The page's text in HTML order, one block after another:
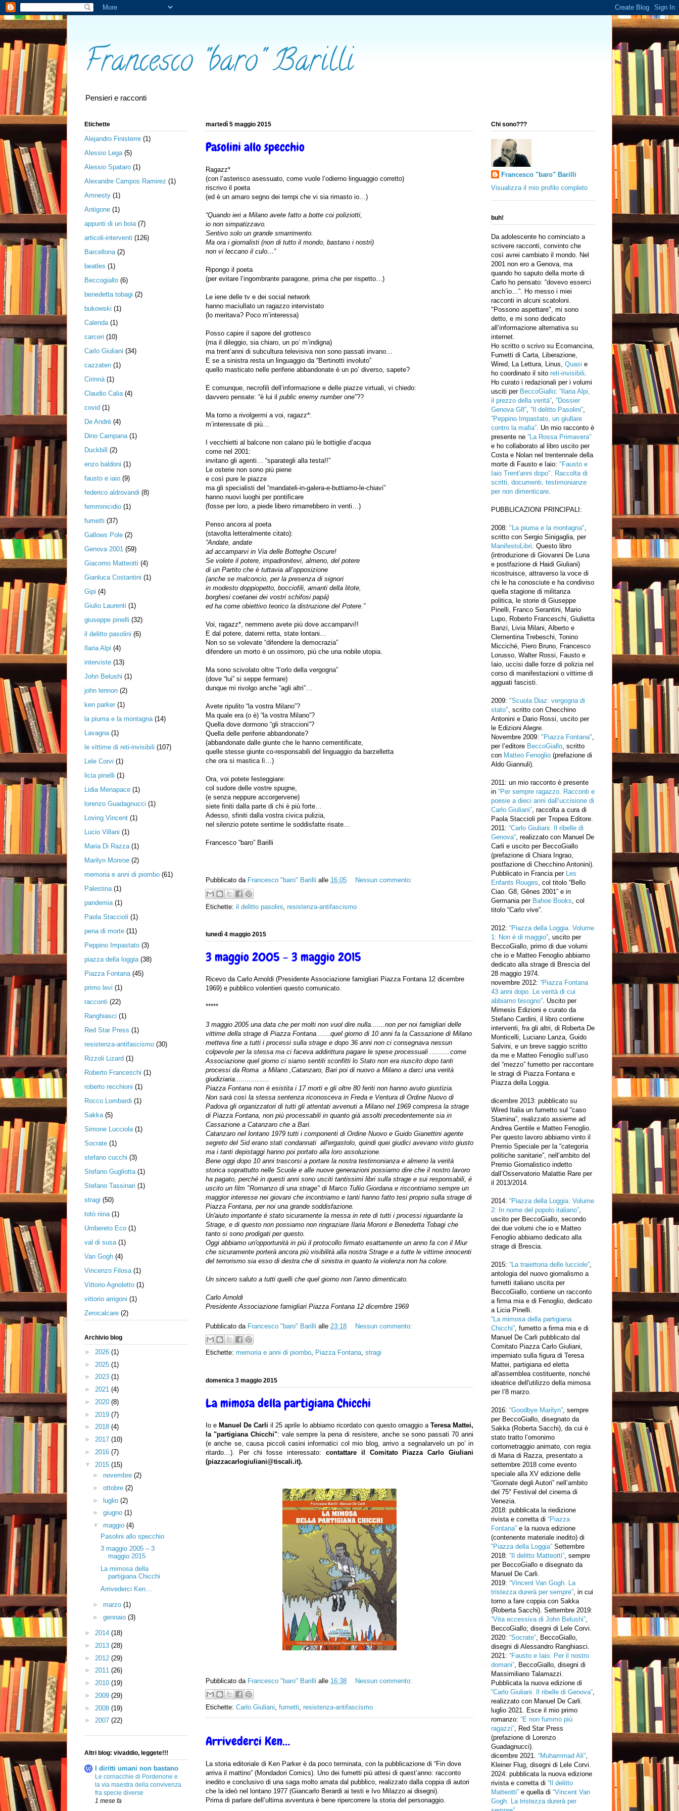
Francesco "baro" Barilli
Pensieri e racconti
martedì 5 maggio 2015
Pasolini allo specchio
Ragazz*
(con l’asterisco asessuato, come vuole l’odierno linguaggio corretto)
riscrivo il poeta
(ed è un amaro segno dei tempi che vi sia rimasto io…)
“Quando ieri a Milano avete fatto a botte coi poliziotti,
io non simpatizzavo.
Sentivo solo un grande smarrimento.
Ma ora i giornalisti (non di tutto il mondo, bastano i nostri)
non vi leccano il culo…”
Ripongo il poeta
(per evitare l’ingombrante paragone, prima che per rispetto…)
Le iene delle tv e dei social network
hanno maciullato un ragazzo intervistato
(lo meritava? Poco m’interessa)
Posso capire il sapore del grottesco
(ma il dileggio, sia chiaro, un po’ m’indigna)
ma trent’anni di subcultura televisiva non sono passati invano…
E se a sinistra resta un linguaggio da “Bertinotti involuto”
quello masticato nelle periferie abbandonate è un po’ diverso, sapete?
E comunque, necrofili dell’informazione e delle piazze virtuali, vi chiedo:
davvero pensate: “è lui il public enemy number one”??
Ma torno a rivolgermi a voi, ragazz*:
m’interessate di più…
I vecchietti al balcone non calano più le bottiglie d’acqua
come nel 2001:
invitano gli agenti… “sparategli alla testa!!”
Le osterie non sono più piene
e così pure le piazze
ma gli specialisti del “mandateli-in-galera-e-buttiamo-le-chiavi”
hanno nuovi luoghi per pontificare
(fosse per loro, a piede libero rimarrebbero in venti…)
Penso ancora al poeta
(stavolta letteralmente citato):
“Andate, andate
ad accamparvi in Via delle Botteghe Oscure!
Se volete il potere, impadronitevi, almeno, del potere
di un Partito che è tuttavia all’opposizione
(anche se malconcio, per la presenza di signori
in modesto doppiopetto, bocciofili, amanti della litote,
borghesi coetanei dei vostri schifosi papà)
ed ha come obiettivo teorico la distruzione del Potere.”
Voi, ragazz*, nemmeno avete più dove accamparvi!!
E dal potere, datemi retta, state lontani…
Non so se volevate “difendere la democrazia”
difendere un morto è un ossimoro, più che una nobile utopia.
Ma sono scivolato oltre “l’orlo della vergogna”
(dove “lui” si seppe fermare)
dunque mi rivolgo anche “agli altri”…
Avete ripulito “la vostra Milano”?
Ma quale era (o è) “la vostra Milano”?
Quella dove dormono “gli straccioni”?
Quella delle periferie abbandonate?
(abbandonate dalle giunte che le hanno cementificate,
quelle stesse giunte co-responsabili del linguaggio da barzelletta
che ora si mastica lì…)
Ora, voi potete festeggiare:
col sudore delle vostre spugne,
(e senza neppure accorgervene)
siete finiti dalla parte di chi è più forte…
Adesso, sfiniti dalla vostra civica pulizia,
nel silenzio potete sentirne le soddisfatte risate…
Francesco “baro” Barilli
Pubblicato da Francesco "baro" Barilli alle 16:05 Nessun commento:
Etichette: il delitto pasolini resistenza-antifascismo
lunedì 4 maggio 2015
3 maggio 2005 – 3 maggio 2015
Ricevo da Carlo Arnoldi (Presidente Associazione famigliari Piazza Fontana 12 dicembre
1969) e pubblico volentieri questo comunicato.
*****
3 maggio 2005 una data che per molti non vuol dire nulla.......non per noi famigliari delle
vittime della strage di Piazza Fontana.......quel giorno di 10 anni fa la Cassazione di Milano
metteva fine a tutti i processi sulla strage e dopo 36 anni non ci consegnava nessun
colpevole per la stessa ma ci faceva addirittura pagare le spese processuali ..........come
Associazione quel giorno ci siamo sentiti sconfitti lo Stato non era riuscito dopo tanti
processi da Roma a Milano ,Catanzaro, Bari poi di nuovo a Milano a darci una verità
giudiziaria.................
Piazza Fontana non è esistita i 17 morti e gli oltre 80 feriti non hanno avuto giustizia.
Non sarà così la stessa sentenza riconosceva in Freda e Ventura di Ordine Nuovo di
Padova gli organizzatori di tutti gli attentati avvenuti a Milano nel 1969 compresa la strage
di Piazza Fontana, non più processabili in quanto già assolti precedentemente sia in
Cassazione a Catanzaro che a Bari.
Catanzaro nel lontano 1979 tutti i componenti di Ordine Nuovo e Guido Gianettini agente
segreto del Sid erano stati condannati all'ergastolo, quindi quei giudici avevano visto giusto
ma i tanti depistaggi hanno poi portato alla loro assoluzione.
Bene oggi dopo 10 anni trascorsi a portare la nostra testimonianza e almeno la verità
storica soprattutto nelle Scuole e alle nuove generazioni possiamo dire che il nostro lavoro
ha pagato, perché in questi anni sono usciti tantissimi libri sulla strage e sui responsabili, é
uscito un film "Romanzo di una strage" di Marco Tullio Giordana e riscontriamo sempre un
maggior interesse nei giovani che incontriamo e tanti hanno fatto tesi proprio sulla strage di
Piazza Fontana, per noi una grande soddisfazione.
Un'aiuto importante é stato sicuramente la messa in rete di tutti i processi riguardante la
Strage, e di questo non possiamo non ringraziare Ilaria Moroni e Benedetta Tobagi che
tanto si sono prodigati per questo.
Oggi abbiamo un'opportunità in più il protocollo firmato esattamente un anno fa con il Miur
che sicuramente porterà ancora più visibilità alla nostra Strage e a tutte le vittime innocenti
del terrorismo sia esso di destra che di sinistra in quanto la violenza non ha colore.
Un sincero saluto a tutti quelli che quel giorno non l'anno dimenticato.
Carlo Arnoldi
Presidente Associazione famigliari Piazza Fontana 12 dicembre 1969
Pubblicato da Francesco "baro" Barilli alle 23:18 Nessun commento:
Etichette: memoria e anni di piombo, Piazza Fontana, stragi
domenica 3 maggio 2015
La mimosa della partigiana Chicchi
Io e Manuel De Carli il 25 aprile lo abbiamo ricordato con questo omaggio a Teresa Mattei,
la "partigiana Chicchi": vale sempre la pena di resistere, anche se sono passati 70 anni
(e anche se, causa piccoli casini informatici col mio blog, arrivo a segnalarvelo un po’ in
ritardo…). Per chi fosse interessato: contattare il Comitato Piazza Carlo Giuliani
(piazzacarlogiuliani@tiscali.it).
Pubblicato da Francesco "baro" Barilli alle 16:38 Nessun commento:
Etichette: Carlo Giuliani, fumetti, resistenza-antifascismo
Arrivederci Ken…
La storia editoriale di Ken Parker è da poco terminata, con la pubblicazione di “Fin dove
arriva il mattino” (Mondadori Comics). Uno dei fumetti più attesi di quest’anno: racconto
inedito e conclusivo di una saga molto amata dal pubblico, realizzato dalla coppia di autori
che la ideò nel lontano 1977 (Giancarlo Berardi ai testi e Ivo Milazzo ai disegni).
Prima di parlare dell’ultima avventura è bene ripercorrere la storia del personaggio.
Etichette
Alejandro Finisterre (1)
Alessio Lega (5)
Alessio Spataro (1)
Alexandre Campos Ramirez (1)
Amnesty (1)
Antigone (1)
appunti di un boia (7)
articoli-interventi (126)
Barcellona (2)
beatles (1)
Beccogiallo (6)
benedetta tobagi (2)
bukowski (1)
Calenda (1)
carceri (10)
Carlo Giuliani (34)
cazzaten (1)
Cirinnà (1)
Claudio Calia (4)
covid (1)
De Andrè (4)
Dino Campana (1)
Duckbill (2)
enzo baldoni (1)
fausto e iaio (9)
federico aldrovandi (8)
femminicidio (1)
fumetti (37)
Gallows Pole (2)
Genova 2001 (59)
Giacomo Matteotti (4)
Gianluca Costantini (1)
Gipi (4)
Giulio Laurenti (1)
giuseppe pinelli (32)
il delitto pasolini (6)
Ilaria Alpi (4)
interviste (13)
John Belushi (1)
john lennon (2)
ken parker (1)
la piuma e la montagna (14)
Lavagna (1)
le vittime di reti-invisibili (107)
Lele Corvi (1)
licia pinelli (1)
Lidia Menapace (1)
lorenzo Guadagnucci (1)
Loving Vincent (1)
Lucio Villani (1)
Maria Di Razza (1)
Marilyn Monroe (2)
memoria e anni di piombo (61)
Palestina (1)
pandemia (1)
Paola Staccioli (1)
pena di morte (11)
Peppino Impastato (3)
piazza della loggia (38)
Piazza Fontana (45)
primo levi (1)
racconti (22)
Ranghiasci (1)
Red Star Press (1)
resistenza-antifascismo (30)
Rizzoli Lizard (1)
Roberto Franceschi (1)
roberto recchioni (1)
Rocco Lombardi (1)
Sakka (5)
Simone Lucciola (1)
Socrate (1)
stefano cucchi (3)
Stefano Gugliotta (1)
Stefano Tassinari (1)
stragi (50)
totò riina (1)
Umbereto Eco (1)
val di susa (1)
Van Gogh (4)
Vincenzo Filosa (1)
Vittorio Agnoletto (1)
vittorio arrigoni (1)
Zerocalcare (2)
Archivio blog
► 2026 (1)
► 2025 (1)
► 2023 (1)
► 2021 (4)
► 2020 (8)
► 2019 (7)
► 2018 (4)
► 2017 (10)
► 2016 (7)
▼ 2015 (15)
► novembre (2)
► ottobre (2)
► luglio (2)
► giugno (1)
▼ maggio (4)
Pasolini allo specchio
3 maggio 2005 – 3
maggio 2015
La mimosa della
partigiana Chicchi
Arrivederci Ken…
► marzo (1)
► gennaio (3)
► 2014 (18)
► 2013 (28)
► 2012 (29)
► 2011 (26)
► 2010 (19)
► 2009 (29)
► 2008 (19)
► 2007 (22)
Altri blog: vivaddio, leggete!!!
I diritti umani non bastano
Le cornacchie di Pordenone e
la via maestra della convivenza
fra specie diverse
1 mese fa
Chi sono???
Francesco "baro" Barilli
Visualizza il mio profilo completo
buh!
Da adolescente ho cominciato a
scrivere racconti, convinto che
così avrei cambiato il mondo. Nel
2001 non ero a Genova, ma
quando ho saputo della morte di
Carlo ho pensato: “dovevo esserci
anch’io…”. Ho messo i miei
racconti in alcuni scatoloni.
"Possono aspettare", mi sono
detto, e mi sono dedicato
all’informazione alternativa su
internet.
Ho scritto o scrivo su Ecomancina,
Fumetti di Carta, Liberazione,
Wired, La Lettura, Linus, Quasi e
ho coordinato il sito reti-invisibili.
Ho curato i redazionali per i volumi
usciti per BeccoGiallo: ”Ilaria Alpi,
il prezzo della verità”, ”Dossier
Genova G8”, ”Il delitto Pasolini”,
”Peppino Impastato, un giullare
contro la mafia”. Un mio racconto è
presente ne ”La Rossa Primavera”
e ho collaborato al libro uscito per
Costa e Nolan nel trentennale della
morte di Fausto e Iaio: "Fausto e
Iaio Trent'anni dopo". Raccolta di
scritti, documenti, testimonianze
per non dimenticare.
PUBBLICAZIONI PRINCIPALI:
2008: "La piuma e la montagna",
scritto con Sergio Sinigaglia, per
ManifestoLibri. Questo libro
(introduzione di Giovanni De Luna
e postfazione di Haidi Giuliani)
ricostruisce, attraverso la voce di
chi le ha conosciute e ha condiviso
quella stagione di militanza
politica, le storie di Giuseppe
Pinelli, Franco Serantini, Mario
Lupo, Roberto Franceschi, Giulietta
Banzi, Livia Milani, Alberto e
Clementina Trebeschi, Tonino
Micciché, Piero Bruno, Francesco
Lorusso, Walter Rossi, Fausto e
Iaio, uccisi dalle forze di polizia nel
corso di manifestazioni o vittime di
agguati fascisti.
2009: "Scuola Diaz: vergogna di
stato", scritto con Checchino
Antonini e Dario Rossi, uscito per
le Edizioni Alegre.
Novembre 2009: "Piazza Fontana",
per l’editore BeccoGiallo, scritto
con Matteo Fenoglio (prefazione di
Aldo Giannuli).
2011: un mio racconto è presente
in “Per sempre ragazzo. Racconti e
poesie a dieci anni dall’uccisione di
Carlo Giuliani”, raccolta a cura di
Paola Staccioli per Tropea Editore.
2011: “Carlo Giuliani. Il ribelle di
Genova”, realizzato con Manuel De
Carli e uscito per BeccoGiallo
(prefazione di Chiara Ingrao,
postfazione di Checchino Antonini).
Pubblicato in Francia per Les
Enfants Rouges, col titolo “Bello
Ciao. G8, Gênes 2001” e in
Germania per Bahoe Books, col
titolo “Carlo vive”.
2012: “Piazza della Loggia. Volume
1: Non è di maggio”, uscito per
BeccoGiallo, primo di due volumi
che io e Matteo Fenoglio abbiamo
dedicato alla strage di Brescia del
28 maggio 1974.
novembre 2012: “Piazza Fontana
43 anni dopo. Le verità di cui
abbiamo bisogno”. Uscito per
Mimesis Edizioni e curato da
Stefano Cardini, il libro contiene
interventi, fra gli altri, di Roberta De
Monticelli, Luciano Lanza, Guido
Salvini, e un breve saggio scritto
da me e Matteo Fenoglio sull’uso
del “mezzo” fumetto per raccontare
le stragi di Piazza Fontana e
Piazza della Loggia.
dicembre 2013: pubblicato su
Wired Italia un fumetto sul “caso
Stamina”, realizzato assieme ad
Andrea Gentile e Matteo Fenoglio.
Per questo lavoro abbiamo vinto il
Premio Speciale per la “categoria
politiche sanitarie”, nell’ambito del
Premio Giornalistico indetto
dall’Osservatorio Malattie Rare per
il 2013/2014.
2014: “Piazza della Loggia. Volume
2: In nome del popolo italiano”,
uscito per BeccoGiallo, secondo
dei due volumi che io e Matteo
Fenoglio abbiamo dedicato alla
strage di Brescia.
2015: “La traiettoria delle lucciole”,
antologia del nuovo giornalismo a
fumetti italiano uscita per
BeccoGiallo, contiene un racconto
a firma mia e di Fenoglio, dedicato
a Licia Pinelli.
“La mimosa della partigiana
Chicchi”, fumetto a firma mia e di
Manuel De Carli pubblicato dal
Comitato Piazza Carlo Giuliani,
imperniato sulla figura di Teresa
Mattei, partigiana ed eletta
all'assemblea costituente, nonché
ideatrice dell'utilizzo della mimosa
per l’8 marzo.
2016: “Goodbye Marilyn”, sempre
per BeccoGiallo, disegnato da
Sakka (Roberta Sacchi), da cui è
stato tratto l’omonimo
cortometraggio animato, con regia
di Maria di Razza, presentato a
settembre 2018 come evento
speciale alla XV edizione delle
“Giornate degli Autori” nell’ambito
del 75° Festival del cinema di
Venezia.
2018: pubblicata la riedizione
rivista e corretta di “Piazza
Fontana” e la nuova edizione
(contenente materiale inedito) di
“Piazza della Loggia” Settembre
2018: “Il delitto Matteotti”, sempre
per BeccoGiallo e disegnato da
Manuel De Carli.
2019: “Vincent Van Gogh. La
tristezza durerà per sempre”, in cui
torno a fare coppia con Sakka
(Roberta Sacchi). Settembre 2019:
“Vita eccessiva di John Belushi”,
BeccoGiallo; disegni di Lele Corvi.
2020: “Socrate”, BeccoGiallo,
disegni di Alessandro Ranghiasci.
2021: “Fausto e Iaio. Per il nostro
domani”, BeccoGiallo, disegni di
Massimiliano Talamazzi.
Pubblicata la nuova edizione di
“Carlo Giuliani. Il ribelle di Genova”,
realizzato con Manuel De Carli.
luglio 2021. Esce il mio primo
romanzo: “E non fummo più
ragazzi”, Red Star Press
(prefazione di Lorenzo
Guadagnucci).
dicembre 2021. “Muhammad Ali”,
Kleiner Flug, disegni di Lele Corvi.
2024: pubblicata la nuova edizione
rivista e corretta di “Il delitto
Matteotti” e quella di “Vincent Van
Gogh. La tristezza durerà per